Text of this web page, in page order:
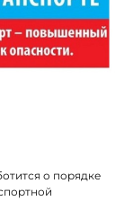
о порядке